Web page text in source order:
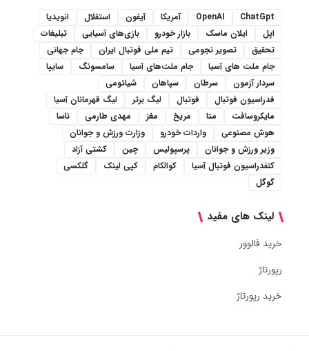
ChatGpt
OpenAI آمریکا آیفون استقلال
انویدیا
اپل
ایلان ماسک بازار خودرو بازی‌های آسیایی
تبلیغات
تحقیق
تصویر نجومی تیم ملی فوتبال ایران
جام جهانی
جام ملت های آسیا
جام ملت‌های آسیا سامسونگ
سایپا
سردار آزمون
سرطان سپاهان
شیائومی
فدراسیون فوتبال
فوتبال لیگ برتر
لیگ قهرمانان آسیا
مایکروسافت
متا مریخ مغز مهدی طارمی
ناسا
هوش مصنوعی
واردات خودرو
وزارت ورزش و جوانان
وزیر ورزش و جوانان
پرسپولیس چین
کشتی آزاد
کنفدراسیون فوتبال آسیا
کوالکام کپی لینک
گلکسی
گوگل
لینک های مفید
خرید فالوور
رپورتاژ
خرید رپورتاژ